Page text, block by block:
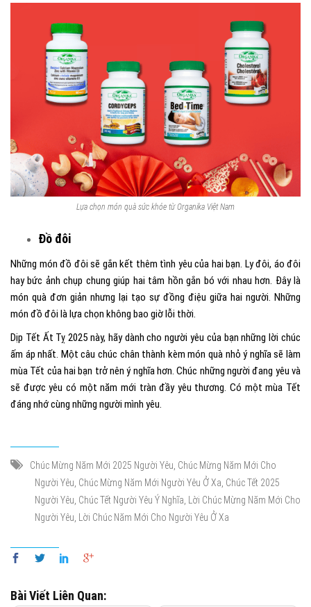
Lựa chọn món quà sức khỏe từ Organika Việt Nam
Đồ đôi
Những món đồ đôi sẽ gắn kết thêm tình yêu của hai bạn. Ly đôi, áo đôi
hay bức ảnh chụp chung giúp hai tâm hồn gắn bó với nhau hơn. Đây là
món quà đơn giản nhưng lại tạo sự đồng điệu giữa hai người. Những
món đồ đôi là lựa chọn không bao giờ lỗi thời.
Dịp Tết Ất Tỵ 2025 này, hãy dành cho người yêu của bạn những lời chúc
ấm áp nhất. Một câu chúc chân thành kèm món quà nhỏ ý nghĩa sẽ làm
mùa Tết của hai bạn trở nên ý nghĩa hơn. Chúc những người đang yêu và
sẽ được yêu có một năm mới tràn đầy yêu thương. Có một mùa Tết
đáng nhớ cùng những người mình yêu.
Chúc Mừng Năm Mới 2025 Người Yêu, Chúc Mừng Năm Mới Cho
Người Yêu, Chúc Mừng Năm Mới Người Yêu Ở Xa, Chúc Tết 2025
Người Yêu, Chúc Tết Người Yêu Ý Nghĩa,
Lời Chúc Mừng Năm Mới Cho
Người Yêu, Lời Chúc Năm Mới Cho Người Yêu Ở Xa
Bài Viết Liên Quan: